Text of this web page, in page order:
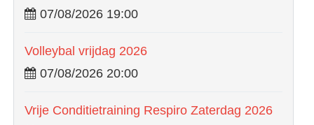
07/08/2026 19:00
Volleybal vrijdag 2026
07/08/2026 20:00
Vrije Conditietraining Respiro Zaterdag 2026